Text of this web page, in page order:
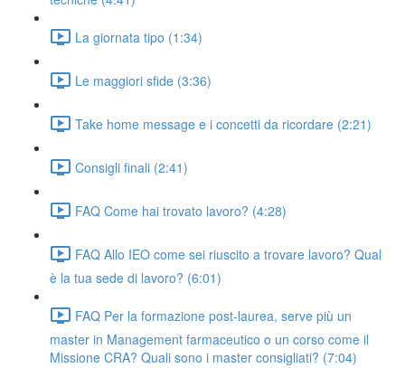
La giornata tipo (1:34)
Le maggiori sfide (3:36)
Take home message e i concetti da ricordare (2:21)
Consigli finali (2:41)
FAQ Come hai trovato lavoro? (4:28)
FAQ Allo IEO come sei riuscito a trovare lavoro? Qual
è la tua sede di lavoro? (6:01)
FAQ Per la formazione post-laurea, serve più un
master in Management farmaceutico o un corso come il
Missione CRA? Quali sono i master consigliati? (7:04)